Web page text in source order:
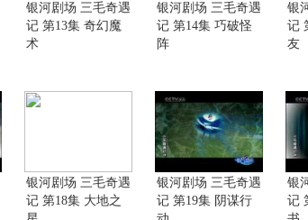
银河剧场 三毛奇遇
记 第13集 奇幻魔
术
银河剧场 三毛奇遇
记 第14集 巧破怪
阵
银
记
友
银河剧场 三毛奇遇
记 第18集 大地之
银河剧场 三毛奇遇
记 第19集 阴谋行
银
记